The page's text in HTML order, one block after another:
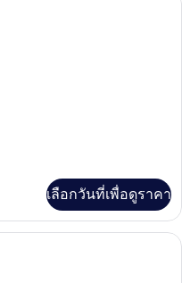
เลือกวันที่เพื่อดูราคา
Executive Suite King | เครื่อ